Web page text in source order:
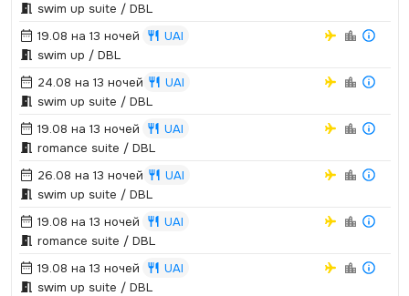
swim up suite / DBL
19.08 на 13 ночей
UAI
swim up / DBL
24.08 на 13 ночей
UAI
swim up suite / DBL
19.08 на 13 ночей
UAI
romance suite / DBL
26.08 на 13 ночей
UAI
swim up suite / DBL
19.08 на 13 ночей
UAI
romance suite / DBL
19.08 на 13 ночей
UAI
swim up suite / DBL